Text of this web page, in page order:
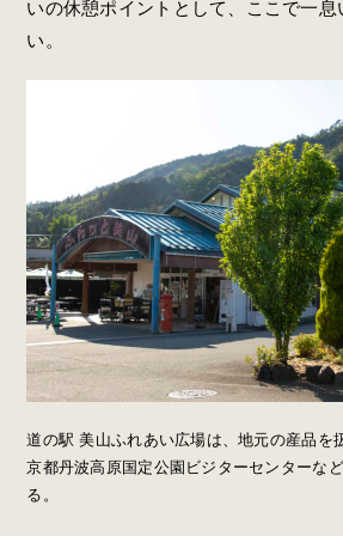
いの休憩ポイントとして、ここで一
い。
道の駅 美山ふれあい広場は、地元の産品を
京都丹波高原国定公園ビジターセンターな
る。